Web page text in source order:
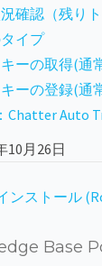
確認（残り
イプ
ーの取得(通
ーの登録(通
Chatter Auto
10月26日
ンストール
Base